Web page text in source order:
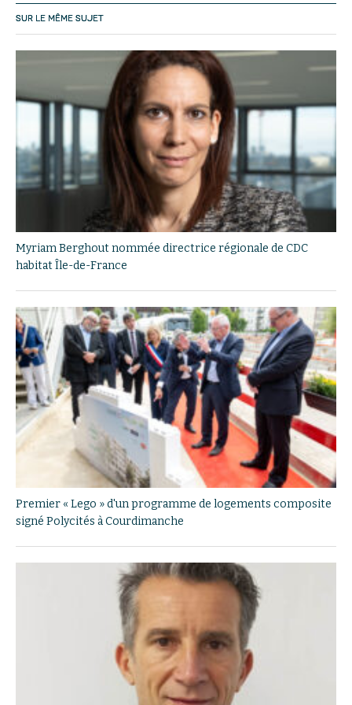
SUR LE MÊME SUJET
Myriam Berghout nommée directrice régionale de CDC
habitat Île-de-France
Premier « Lego » d'un programme de logements composite
signé Polycités à Courdimanche